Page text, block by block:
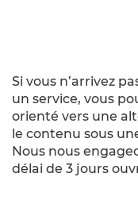
Si vous n’arrivez
un service, vous
orienté vers une
le contenu sous
Nous nous
délai de 3 jours